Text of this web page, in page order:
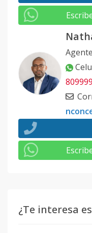
¿Te interesa